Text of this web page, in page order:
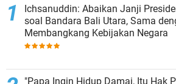
Ichsanuddin: Abaikan Janji
soal Bandara Bali Utara, Sama
Membangkang Kebijakan Negara
"Papa Ingin Hidup Damai, Itu Hak